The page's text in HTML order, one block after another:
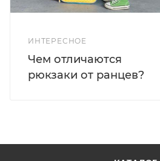
ИНТЕРЕСНОЕ
Чем отличаются
рюкзаки от ранцев?